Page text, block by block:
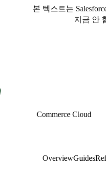
본 텍스트는
지금 안
Commerce Cloud
OverviewGuides